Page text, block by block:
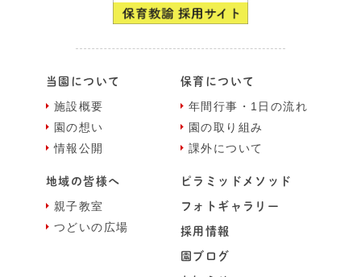
当園について
施設概要
園の想い
情報公開
保育について
年間⾏事・1⽇の流れ
園の取り組み
課外について
地域の皆様へ
親⼦教室
つどいの広場
ピラミッドメソッド
フォトギャラリー
採⽤情報
園ブログ